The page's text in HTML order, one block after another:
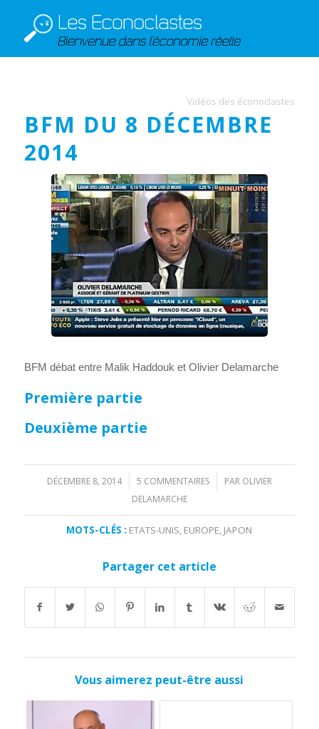
Vidéos des éconoclastes
BFM DU 8 DÉCEMBRE
2014
BFM débat entre Malik Haddouk et Olivier Delamarche
Première partie
Deuxième partie
DÉCEMBRE 8, 2014
/ 5 COMMENTAIRES
/ PAR OLIVIER
DELAMARCHE
MOTS-CLÉS : ETATS-UNIS, EUROPE, JAPON
Partager cet article
Vous aimerez peut-être aussi